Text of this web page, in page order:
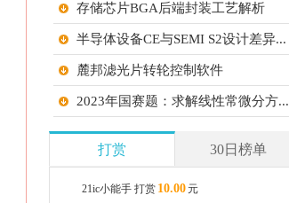
存储芯片BGA后端封装工艺解析
半导体设备CE与SEMI S2设计差异...
麓邦滤光片转轮控制软件
2023年国赛题：求解线性常微分方...
2025年国赛题：键控调频连续脉冲...
tshell_mbist_user
打赏 30日榜单
21ic小能手 打赏 10.00元